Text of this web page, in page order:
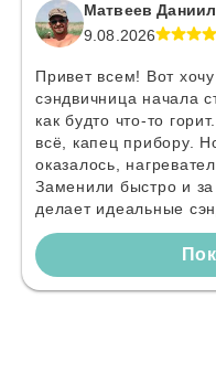
Матвеев Даниил
9.08.2026
Привет всем! Вот
сэндвичница начала
как будто что-то
всё, капец прибору.
оказалось,
Заменили быстро и за
делает идеальные